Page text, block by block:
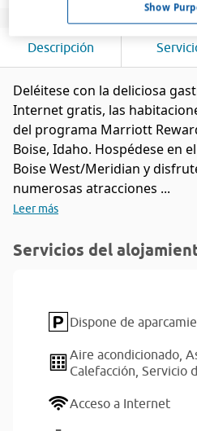
Descripción
Deléitese con la deliciosa
Internet gratis, las
del programa Marriott
Boise, Idaho. Hospédese en
Boise West/Meridian y
numerosas atracciones ...
Leer más
Servicios del
Dispone de
Aire acondicionado,
Calefacción, Servicio
Acceso a Internet
Show